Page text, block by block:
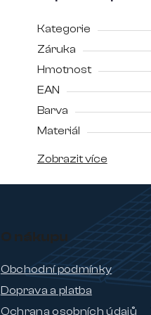
Kategorie
Záruka
Hmotnost
EAN
Barva
Materiál
Zobrazit více
O nákupu
Obchodní podmínky
Doprava a platba
Ochrana osobních údajů